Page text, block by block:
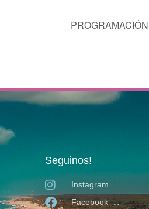
Seguinos!
Instagram
Facebook